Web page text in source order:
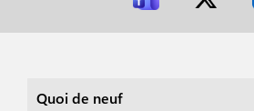
Quoi de neuf